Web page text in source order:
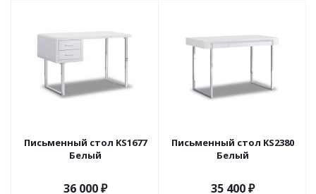
Письменный стол KS1677
Белый
36 000₽
Письменный стол KS2380
Белый
35 400₽